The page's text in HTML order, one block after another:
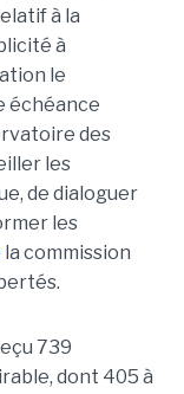
à la
à
le
échéance
des
les
de dialoguer
les
la commission
739
dont 405 à